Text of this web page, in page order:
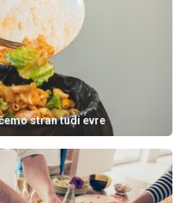
stran tudi evre